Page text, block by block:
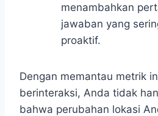
menambahkan
jawaban yang
proaktif.
Dengan memantau metrik
berinteraksi, Anda tidak
bahwa perubahan lokasi